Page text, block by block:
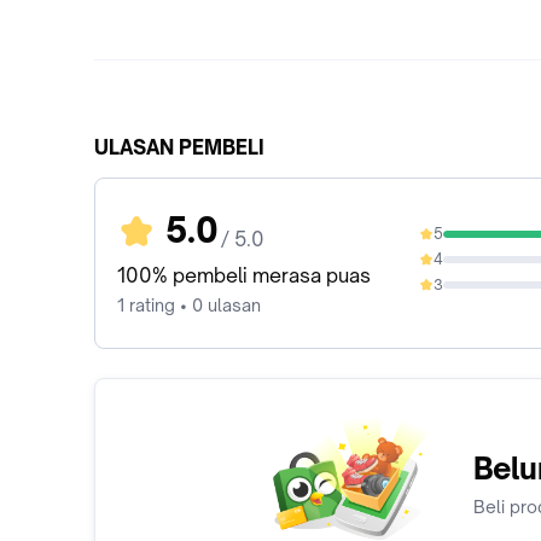
ULASAN PEMBELI
5.0 / 5.0
100% pembeli merasa puas
1 rating • 0 ulasan
5
100%
4
0%
3
0%
Beli